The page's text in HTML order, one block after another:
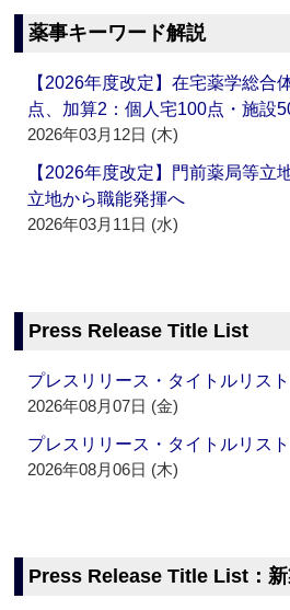
薬事キーワード解説
【2026年度改定】在宅薬学総合
点、加算2：個人宅100点・施設
2026年03月12日 (木)
【2026年度改定】門前薬局等立
立地から職能発揮へ
2026年03月11日 (水)
Press Release Title List
プレスリリース・タイトルリス
2026年08月07日 (金)
プレスリリース・タイトルリス
2026年08月06日 (木)
Press Release Title List：